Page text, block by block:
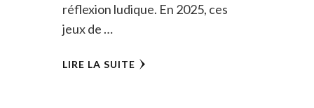
réflexion ludique. En 2025, ces
jeux de …
LIRE LA SUITE